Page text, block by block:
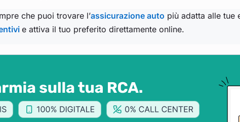
che puoi trovare l’assicurazione auto più adatta alle tue
e attiva il tuo preferito direttamente online.